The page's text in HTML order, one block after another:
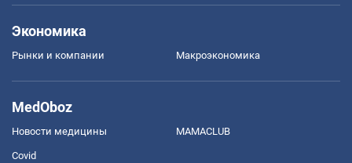
Экономика
Рынки и компании Mакроэкономика
MedOboz
Новости медицины MAMACLUB
Covid